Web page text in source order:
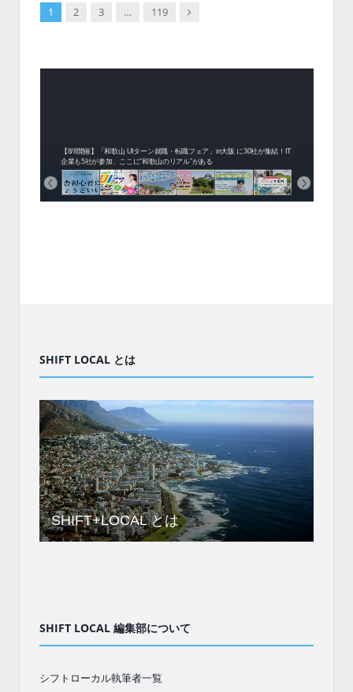
1 2 3 … 119 Next
【8/8開催】「和歌山 UIターン就職・転職フェア」in大阪 に30社が集結！IT
企業も5社が参加、ここに“和歌山のリアル”がある
SHIFT LOCAL とは
SHIFT+LOCAL とは
SHIFT LOCAL 編集部について
シフトローカル執筆者一覧